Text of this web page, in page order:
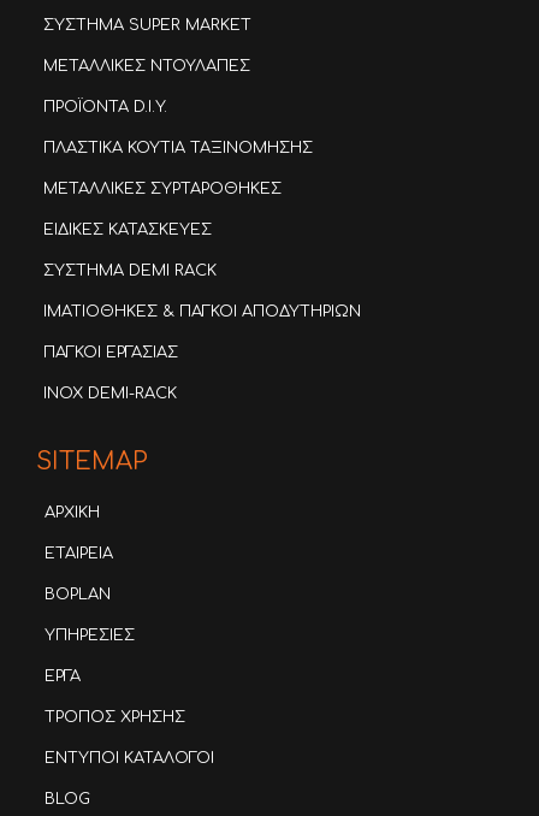
ΣΥΣΤΗΜΑ SUPER MARKET
ΜΕΤΑΛΛΙΚΕΣ ΝΤΟΥΛΑΠΕΣ
ΠΡΟΪΟΝΤΑ D.I.Y.
ΠΛΑΣΤΙΚΑ ΚΟΥΤΙΑ ΤΑΞΙΝΟΜΗΣΗΣ
ΜΕΤΑΛΛΙΚΕΣ ΣΥΡΤΑΡΟΘΗΚΕΣ
ΕΙΔΙΚΕΣ ΚΑΤΑΣΚΕΥΕΣ
ΣΥΣΤΗΜΑ DEMI RACK
ΙΜΑΤΙΟΘΗΚΕΣ & ΠΑΓΚΟΙ ΑΠΟΔΥΤΗΡΙΩΝ
ΠΑΓΚΟΙ ΕΡΓΑΣΙΑΣ
INOX DEMI-RACK
SITEMAP
ΑΡΧΙΚΗ
ΕΤΑΙΡΕΙΑ
BOPLAN
ΥΠΗΡΕΣΙΕΣ
ΕΡΓΑ
ΤΡΟΠΟΣ ΧΡΗΣΗΣ
ΕΝΤΥΠΟΙ ΚΑΤΑΛΟΓΟΙ
BLOG